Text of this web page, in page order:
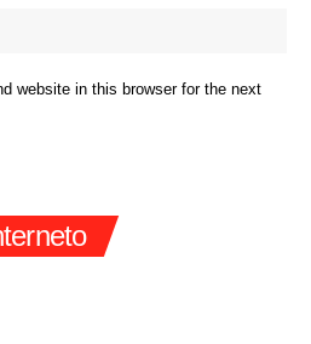
website in this browser for the next